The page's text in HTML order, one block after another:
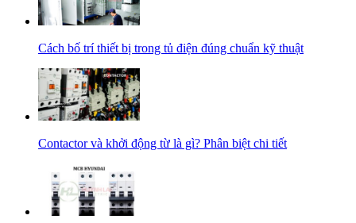
Cách bố trí thiết bị trong tủ điện đúng chuẩn kỹ thuật
Contactor và khởi động từ là gì? Phân biệt chi tiết